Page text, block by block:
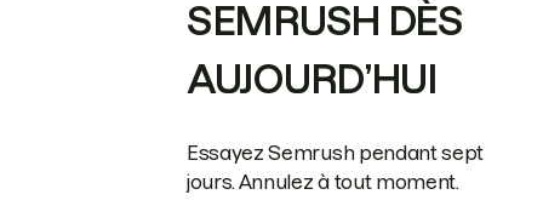
SEMRUSH DÈS
AUJOURD’HUI
Essayez Semrush pendant sept
jours. Annulez à tout moment.